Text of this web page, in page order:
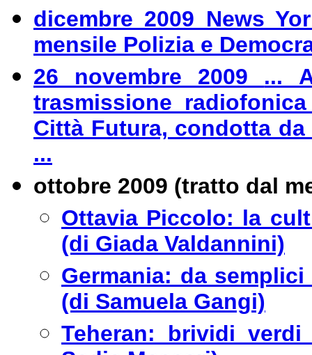
dicembre 2009 News
mensile Polizia e
26 novembre 2009 ...
trasmissione
Città Futura, condotta
...
ottobre 2009 (tratto dal
Ottavia Piccolo: la
(di Giada Valdannini)
Germania: da
(di Samuela Gangi)
Teheran: brividi